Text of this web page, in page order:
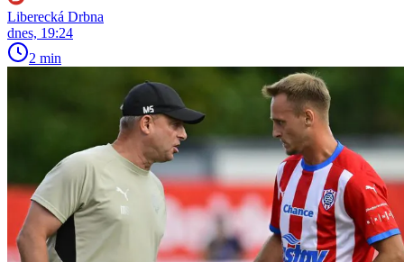
Liberecká Drbna
dnes, 19:24
2 min